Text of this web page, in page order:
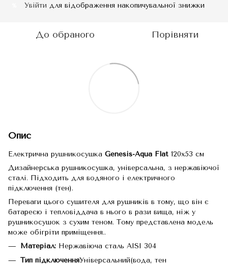
Увійти для відображення накопичувальної знижки
До обраного Порівняти
Опис
Електрична рушникосушка Genesis-Aqua Flat 120x53 см
Дизайнерська рушникосушка, універсальна, з нержавіючої
сталі. Підходить для водяного і електричного
підключення (тен).
Переваги цього сушителя для рушників в тому, що він є
батареєю і тепловіддача в нього в рази вища, ніж у
рушникосушок з сухим теном. Тому представлена модель
може обігріти приміщення..
Матеріал: Нержавіюча сталь AISI 304
Тип підключенняУніверсальний(вода, тен